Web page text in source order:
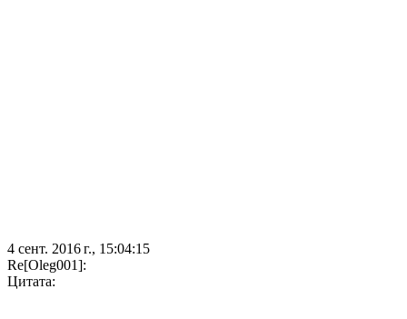
4 сент. 2016 г., 15:04:15
Re[Oleg001]:
Цитата: